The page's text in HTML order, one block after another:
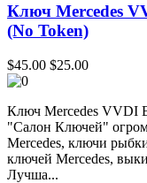
Ключ Mercedes
(No Token)
$45.00 $25.00
Ключ Mercedes VVDI
"Салон Ключей"
Mercedes, ключи
ключей Mercedes,
Лучша...